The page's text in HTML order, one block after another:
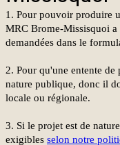
1. Pour pouvoir produire
MRC Brome-Missisquoi
demandées dans le
2. Pour qu'une entente
nature publique, donc il
locale ou régionale.
3. Si le projet est de
exigibles selon notre